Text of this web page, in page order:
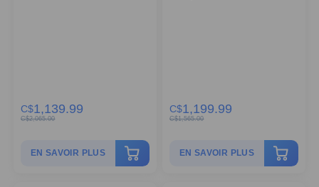
C$1,139.99
C$2,065.00
EN SAVOIR PLUS
C$1,199.99
C$1,565.00
EN SAVOIR PLUS